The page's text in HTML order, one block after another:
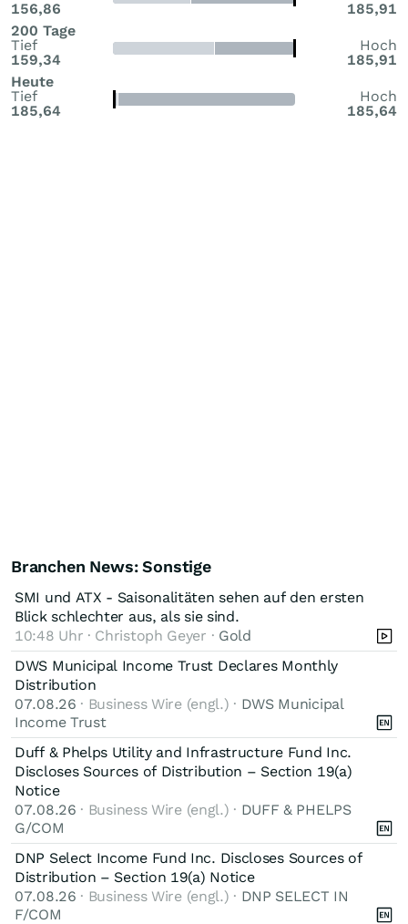
156,86
185,91
200 Tage
Tief
159,34
Hoch
185,91
Heute
Tief
185,64
Hoch
185,64
Branchen News: Sonstige
SMI und ATX - Saisonalitäten sehen auf den ersten
Blick schlechter aus, als sie sind.
10:48 Uhr · Christoph Geyer · Gold
DWS Municipal Income Trust Declares Monthly
Distribution
07.08.26 · Business Wire (engl.) · DWS Municipal
Income Trust
Duff & Phelps Utility and Infrastructure Fund Inc.
Discloses Sources of Distribution – Section 19(a)
Notice
07.08.26 · Business Wire (engl.) · DUFF & PHELPS
G/COM
DNP Select Income Fund Inc. Discloses Sources of
Distribution – Section 19(a) Notice
07.08.26 · Business Wire (engl.) · DNP SELECT IN
F/COM